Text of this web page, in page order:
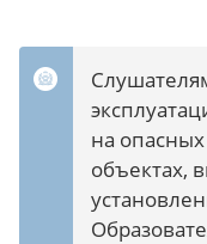
на
объектах,